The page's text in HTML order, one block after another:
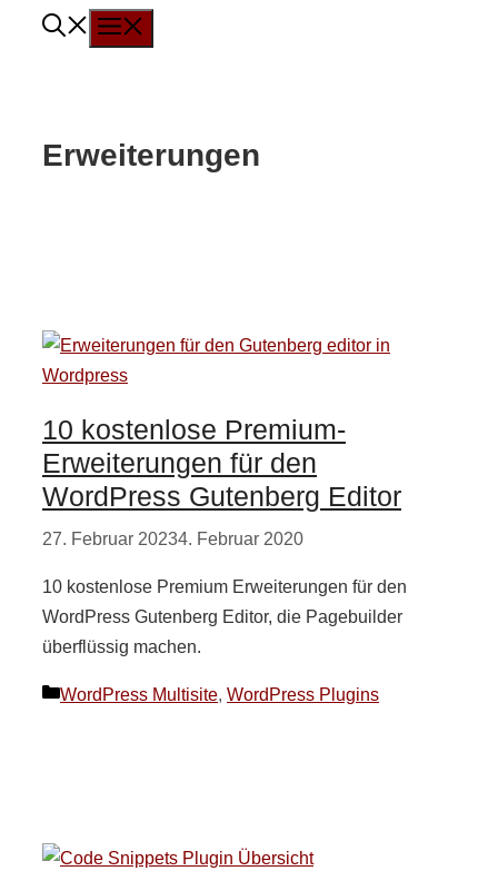
Zum
Erweiterungen
10 kostenlose Premium-
Erweiterungen für den
WordPress Gutenberg Editor
27. Februar 20234. Februar 2020
10 kostenlose Premium Erweiterungen für den
WordPress Gutenberg Editor, die Pagebuilder
überflüssig machen.
Kategorien
WordPress Multisite, WordPress Plugins